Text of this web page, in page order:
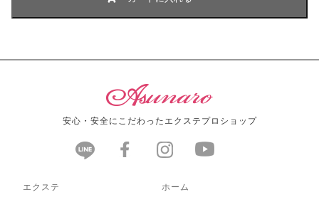
安心・安全にこだわったエクステプロショップ
エクステ ホーム